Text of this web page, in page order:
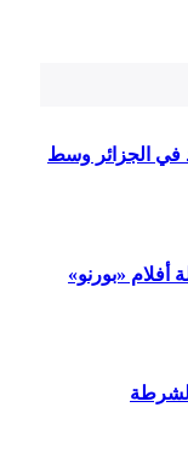
في الجزائر وسط
«بورنو»